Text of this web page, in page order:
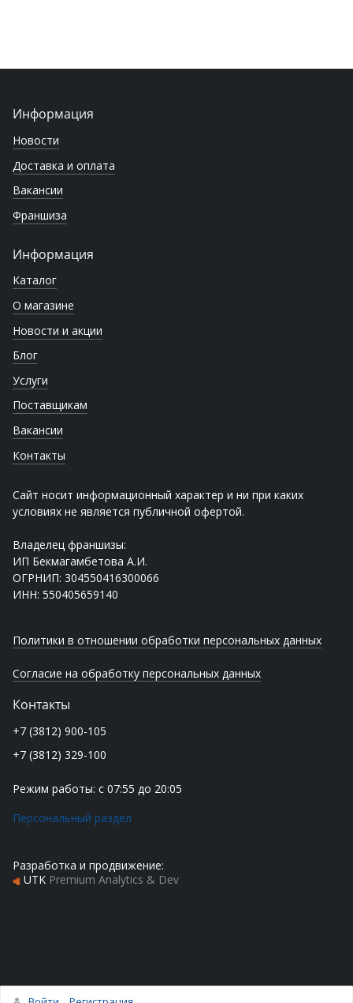
Информация
Новости
Доставка и оплата
Вакансии
Франшиза
Информация
Каталог
О магазине
Новости и акции
Блог
Услуги
Поставщикам
Вакансии
Контакты
Сайт носит информационный характер и ни при каких
условиях не является публичной офертой.
Владелец франшизы:
ИП Бекмагамбетова А.И.
ОГРНИП: 304550416300066
ИНН: 550405659140
Политики в отношении обработки персональных данных
Согласие на обработку персональных данных
Контакты
+7 (3812) 900-105
+7 (3812) 329-100
Режим работы: с 07:55 до 20:05
Персональный раздел
Разработка и продвижение:
UTK Premium Analytics & Dev